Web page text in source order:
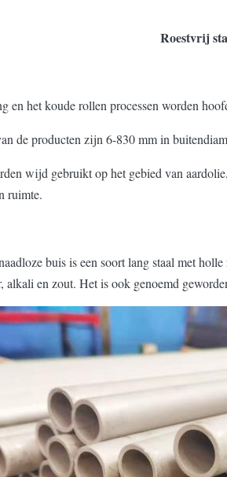
Roestvrij
en het koude rollen processen worden
de producten zijn 6-830 mm in
wijd gebruikt op het gebied van
ruimte.
buis is een soort lang staal met
alkali en zout. Het is ook genoemd